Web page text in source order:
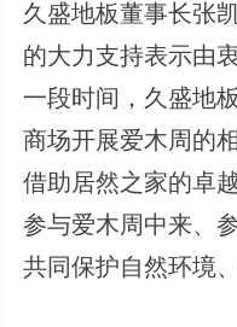
久盛地板董事长张
的大力支持表示由
一段时间，久盛地
商场开展爱木周的
借助居然之家的卓
参与爱木周中来、
共同保护自然环境